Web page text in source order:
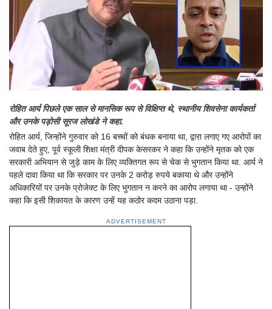
रोहित आर्य पिछले एक साल से मानसिक रूप से विक्षिप्त थे, स्थानीय शिवसेना कार्यकर्ता
और उनके पड़ोसी सूरज लोखंडे ने कहा.
रोहित आर्य, जिन्होंने गुरुवार को 16 बच्चों को बंधक बनाया था, द्वारा लगाए गए आरोपों का
जवाब देते हुए, पूर्व स्कूली शिक्षा मंत्री दीपक केसरकर ने कहा कि उन्होंने मृतक को एक
सरकारी अभियान से जुड़े काम के लिए व्यक्तिगत रूप से चेक से भुगतान किया था. आर्य ने
पहले दावा किया था कि सरकार पर उनके 2 करोड़ रुपये बकाया थे और उन्होंने
अधिकारियों पर उनके प्रोजेक्ट के लिए भुगतान न करने का आरोप लगाया था - उन्होंने
कहा कि इसी शिकायत के कारण उन्हें यह कठोर कदम उठाना पड़ा.
ADVERTISEMENT